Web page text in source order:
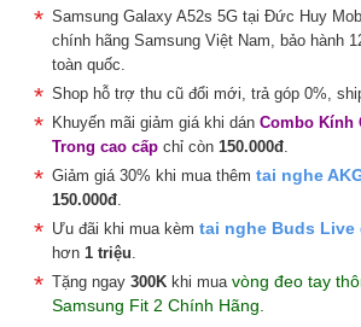
Samsung Galaxy A52s 5G tại Đức Huy
chính hãng Samsung Việt Nam, bảo hành
toàn quốc.
Shop hỗ trợ thu cũ đổi mới, trả góp 0%,
Khuyến mãi giảm giá khi dán Combo Kính
Trong cao cấp chỉ còn150.000đ.
Giảm giá 30% khi mua thêmtai nghe
150.000đ.
Ưu đãi khi mua kèmtai nghe Buds Live
hơn1 triệu.
Tặng ngay300K khi muavòng đeo tay
Samsung Fit 2 Chính Hãng.